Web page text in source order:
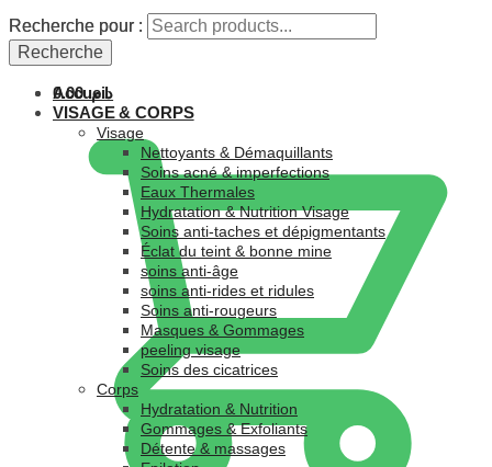
Recherche pour :
Recherche
د.م.0.00
Recherche pour :
Recherche
Accueil
VISAGE & CORPS
Visage
Nettoyants & Démaquillants
Soins acné & imperfections
Eaux Thermales
Hydratation & Nutrition Visage
Soins anti-taches et dépigmentants
Éclat du teint & bonne mine
soins anti-âge
soins anti-rides et ridules
Soins anti-rougeurs
Masques & Gommages
peeling visage
Soins des cicatrices
Corps
Hydratation & Nutrition
Gommages & Exfoliants
Détente & massages